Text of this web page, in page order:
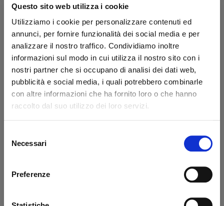
Questo sito web utilizza i cookie
Utilizziamo i cookie per personalizzare contenuti ed
annunci, per fornire funzionalità dei social media e per
analizzare il nostro traffico. Condividiamo inoltre
informazioni sul modo in cui utilizza il nostro sito con i
nostri partner che si occupano di analisi dei dati web,
pubblicità e social media, i quali potrebbero combinarle
con altre informazioni che ha fornito loro o che hanno
raccolto dal suo utilizzo dei loro servizi.
delNecessari
Preferenze
Hai la partita IVA?
Dicono di noi
Ottimo
fonte business profile
Lascio il mio commento positivo
affidabile, oltre ad essere molto